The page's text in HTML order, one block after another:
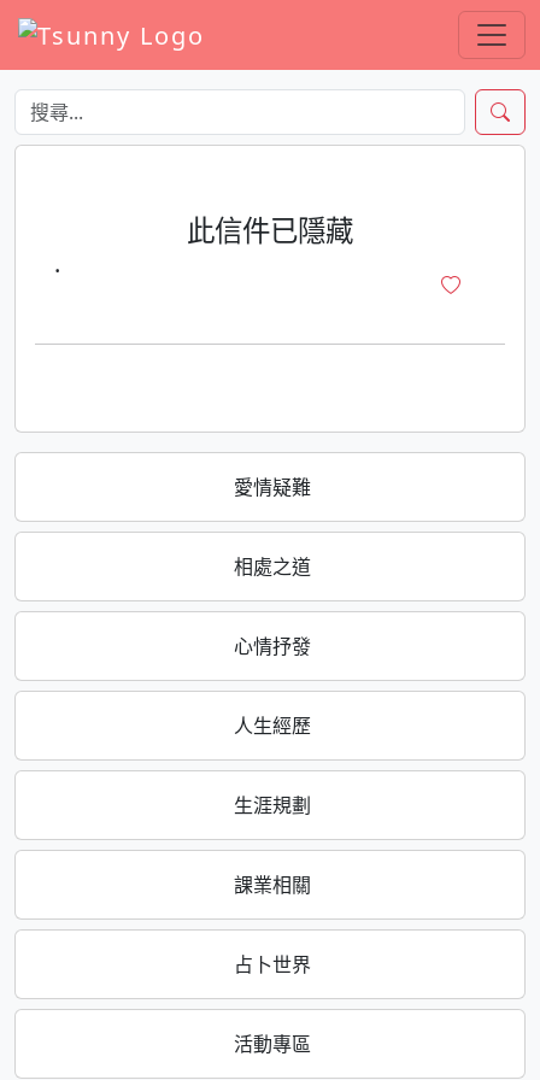
愛情疑難
相處之道
心情抒發
人生經歷
生涯規劃
課業相關
占卜世界
活動專區
此信件已隱藏
·